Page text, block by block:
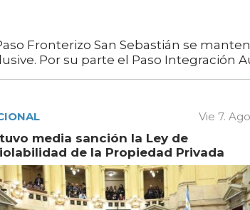
Fronterizo San Sebastián se
Por su parte el Paso Integración
Vie 7. Ago
media sanción la Ley de
de la Propiedad Privada